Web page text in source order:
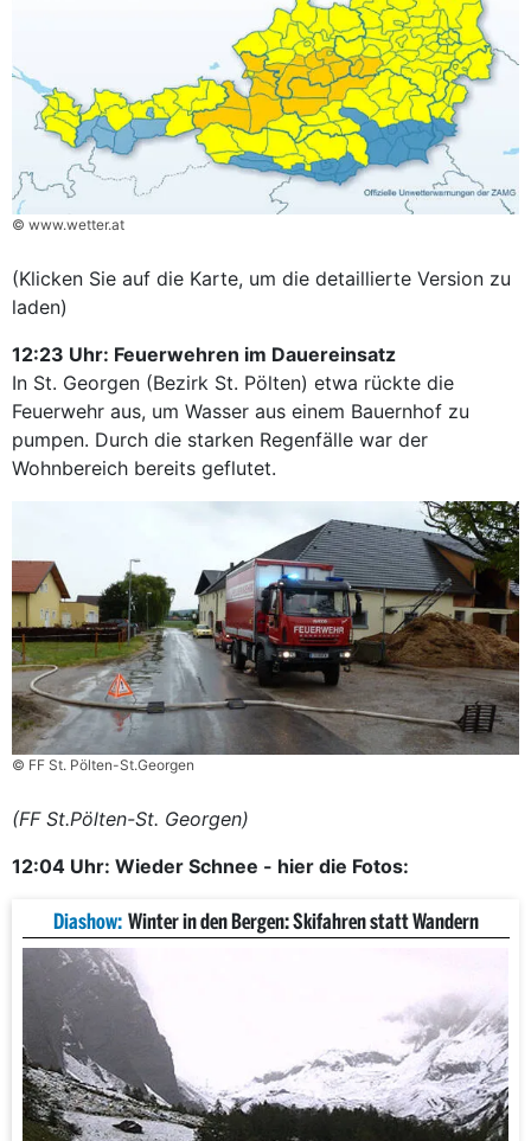
© www.wetter.at
(Klicken Sie auf die Karte, um die detaillierte Version zu
laden)
12:23 Uhr: Feuerwehren im Dauereinsatz
In St. Georgen (Bezirk St. Pölten) etwa rückte die
Feuerwehr aus, um Wasser aus einem Bauernhof zu
pumpen. Durch die starken Regenfälle war der
Wohnbereich bereits geflutet.
© FF St. Pölten-St.Georgen
(FF St.Pölten-St. Georgen)
12:04 Uhr: Wieder Schnee - hier die Fotos:
Diashow: Winter in den Bergen: Skifahren statt Wandern